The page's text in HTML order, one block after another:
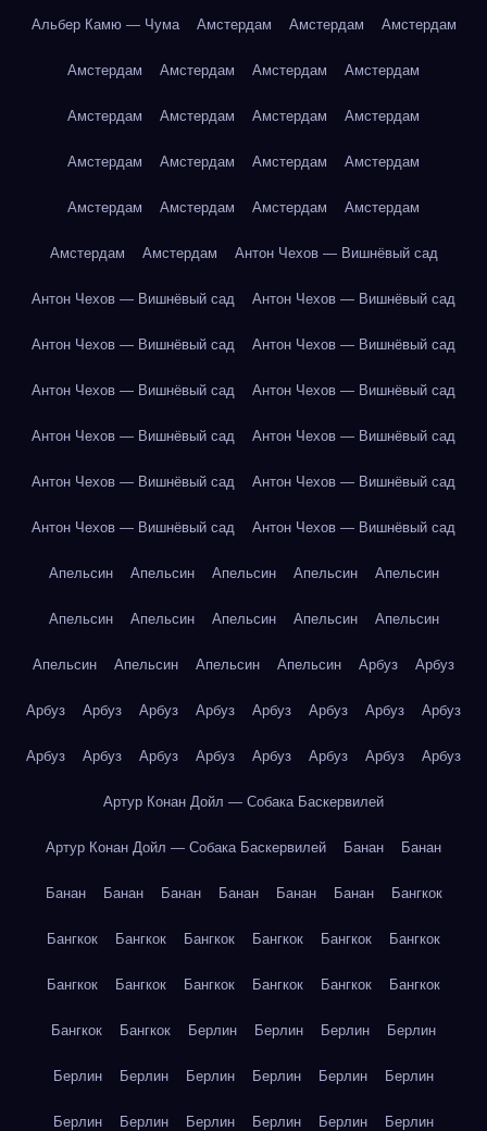
Альбер Камю — Чума Амстердам Амстердам Амстердам
Амстердам Амстердам Амстердам Амстердам
Амстердам Амстердам Амстердам Амстердам
Амстердам Амстердам Амстердам Амстердам
Амстердам Амстердам Амстердам Амстердам
Амстердам Амстердам Антон Чехов — Вишнёвый сад
Антон Чехов — Вишнёвый сад Антон Чехов — Вишнёвый сад
Антон Чехов — Вишнёвый сад Антон Чехов — Вишнёвый сад
Антон Чехов — Вишнёвый сад Антон Чехов — Вишнёвый сад
Антон Чехов — Вишнёвый сад Антон Чехов — Вишнёвый сад
Антон Чехов — Вишнёвый сад Антон Чехов — Вишнёвый сад
Антон Чехов — Вишнёвый сад Антон Чехов — Вишнёвый сад
Апельсин Апельсин Апельсин Апельсин Апельсин
Апельсин Апельсин Апельсин Апельсин Апельсин
Апельсин Апельсин Апельсин Апельсин Арбуз Арбуз
Арбуз Арбуз Арбуз Арбуз Арбуз Арбуз Арбуз Арбуз
Арбуз Арбуз Арбуз Арбуз Арбуз Арбуз Арбуз Арбуз
Артур Конан Дойл — Собака Баскервилей
Артур Конан Дойл — Собака Баскервилей Банан Банан
Банан Банан Банан Банан Банан Банан Бангкок
Бангкок Бангкок Бангкок Бангкок Бангкок Бангкок
Бангкок Бангкок Бангкок Бангкок Бангкок Бангкок
Бангкок Бангкок Берлин Берлин Берлин Берлин
Берлин Берлин Берлин Берлин Берлин Берлин
Берлин Берлин Берлин Берлин Берлин Берлин